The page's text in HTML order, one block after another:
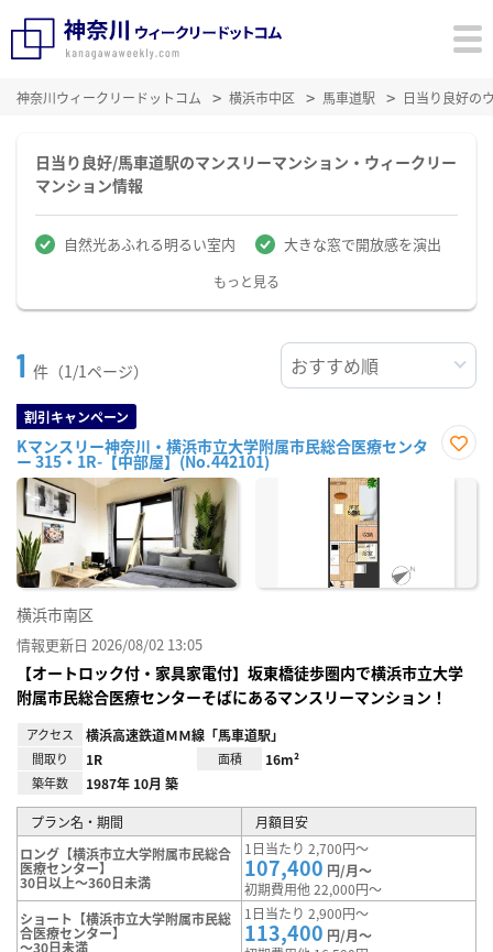
神奈川ウィークリードットコム 横浜市中区 馬車道駅 日当り良好の
日当り良好/馬車道駅のマンスリーマンション・ウィークリー
マンション情報
自然光あふれる明るい室内 大きな窓で開放感を演出
もっと見る
1 件（1/1ページ）
割引キャンペーン
Kマンスリー神奈川・横浜市立大学附属市民総合医療センタ
ー 315・1R-【中部屋】(No.442101)
に入
横浜市南区
情報更新日 2026/08/02 13:05
【オートロック付・家具家電付】坂東橋徒歩圏内で横浜市立大学
附属市民総合医療センターそばにあるマンスリーマンション！
アクセス 横浜高速鉄道ＭＭ線「馬車道駅」
間取り 1R 面積 16m²
築年数 1987年 10月 築
プラン名・期間
月額目安
ロング【横浜市立大学附属市民総合
医療センター】
30日以上～360日未満
1日当たり 2,700円～
107,400 円/月～
初期費用他 22,000円～
ショート【横浜市立大学附属市民総
合医療センター】
～30日未満
1日当たり 2,900円～
113,400 円/月～